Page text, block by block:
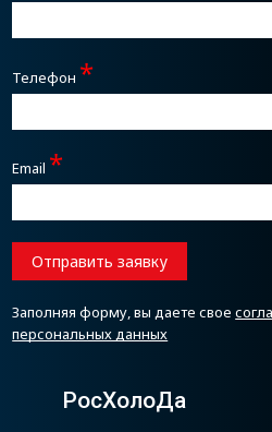
Телефон *
Email *
Отправить заявку
Заполняя форму, вы даете свое
персональных данных
РосХолоДа